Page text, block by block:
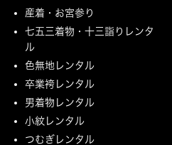
産着・お宮参り
七五三着物・十三詣りレンタ
ル
色無地レンタル
卒業袴レンタル
男着物レンタル
小紋レンタル
つむぎレンタル